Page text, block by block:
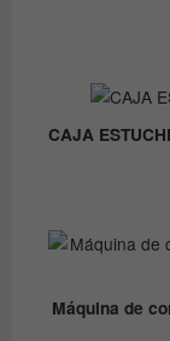
CAJA
Máquina de